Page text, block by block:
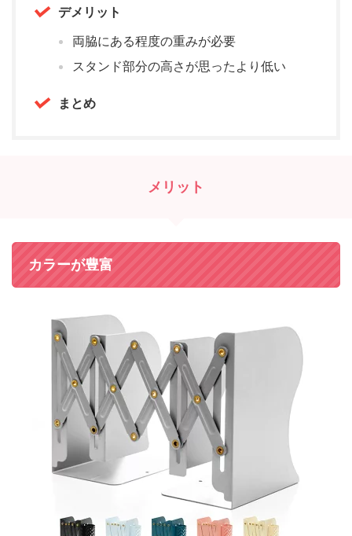
デメリット
両脇にある程度の重みが必要
スタンド部分の高さが思ったより低い
まとめ
メリット
カラーが豊富